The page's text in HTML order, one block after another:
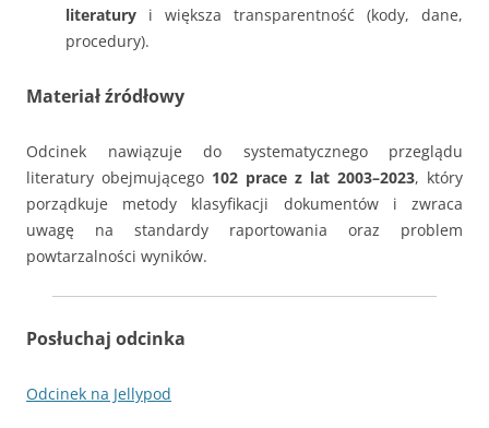
literatury i większa transparentność (kody, dane,
procedury).
Materiał źródłowy
Odcinek nawiązuje do systematycznego przeglądu
literatury obejmującego 102 prace z lat 2003–2023, który
porządkuje metody klasyfikacji dokumentów i zwraca
uwagę na standardy raportowania oraz problem
powtarzalności wyników.
Posłuchaj odcinka
Odcinek na Jellypod